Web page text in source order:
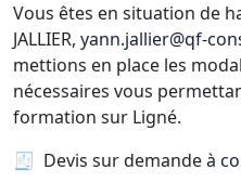
Vous êtes en situation de
JALLIER, yann.jallier@qf-
mettions en place les
nécessaires vous
formation sur Ligné.
🧾 Devis sur demande à